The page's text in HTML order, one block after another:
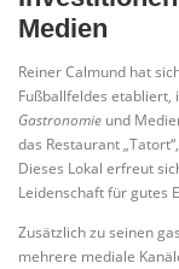
Medien
Reiner Calmund hat
Fußballfeldes etabliert,
Gastronomie und
das Restaurant
Dieses Lokal erfreut
Leidenschaft für gutes
Zusätzlich zu seinen
mehrere mediale